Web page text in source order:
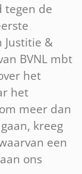
tegen de
Justitie &
BVNL mbt
het
het
meer dan
kreeg
een
ons